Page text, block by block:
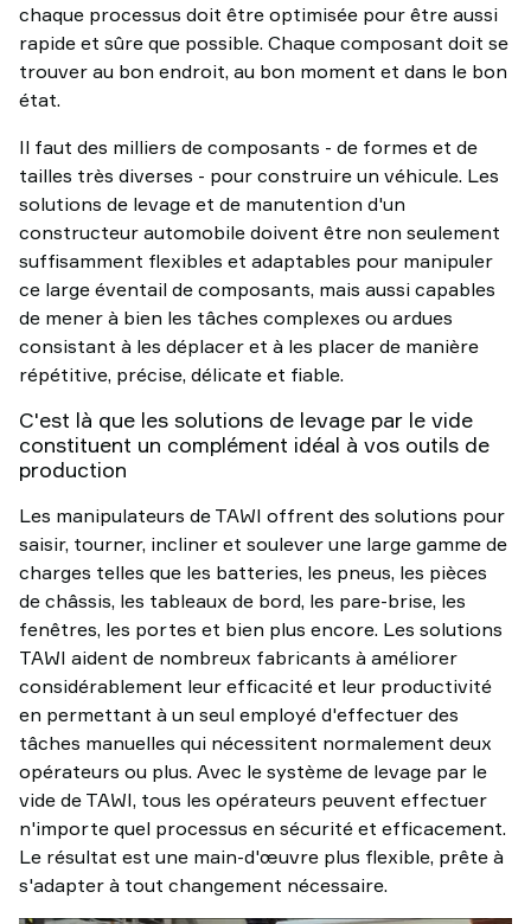
chaque processus doit être optimisée pour être aussi
rapide et sûre que possible. Chaque composant doit se
trouver au bon endroit, au bon moment et dans le bon
état.
Il faut des milliers de composants - de formes et de
tailles très diverses - pour construire un véhicule. Les
solutions de levage et de manutention d'un
constructeur automobile doivent être non seulement
suffisamment flexibles et adaptables pour manipuler
ce large éventail de composants, mais aussi capables
de mener à bien les tâches complexes ou ardues
consistant à les déplacer et à les placer de manière
répétitive, précise, délicate et fiable.
C'est là que les solutions de levage par le vide
constituent un complément idéal à vos outils de
production
Les manipulateurs de TAWI offrent des solutions pour
saisir, tourner, incliner et soulever une large gamme de
charges telles que les batteries, les pneus, les pièces
de châssis, les tableaux de bord, les pare-brise, les
fenêtres, les portes et bien plus encore. Les solutions
TAWI aident de nombreux fabricants à améliorer
considérablement leur efficacité et leur productivité
en permettant à un seul employé d'effectuer des
tâches manuelles qui nécessitent normalement deux
opérateurs ou plus. Avec le système de levage par le
vide de TAWI, tous les opérateurs peuvent effectuer
n'importe quel processus en sécurité et efficacement.
Le résultat est une main-d'œuvre plus flexible, prête à
s'adapter à tout changement nécessaire.